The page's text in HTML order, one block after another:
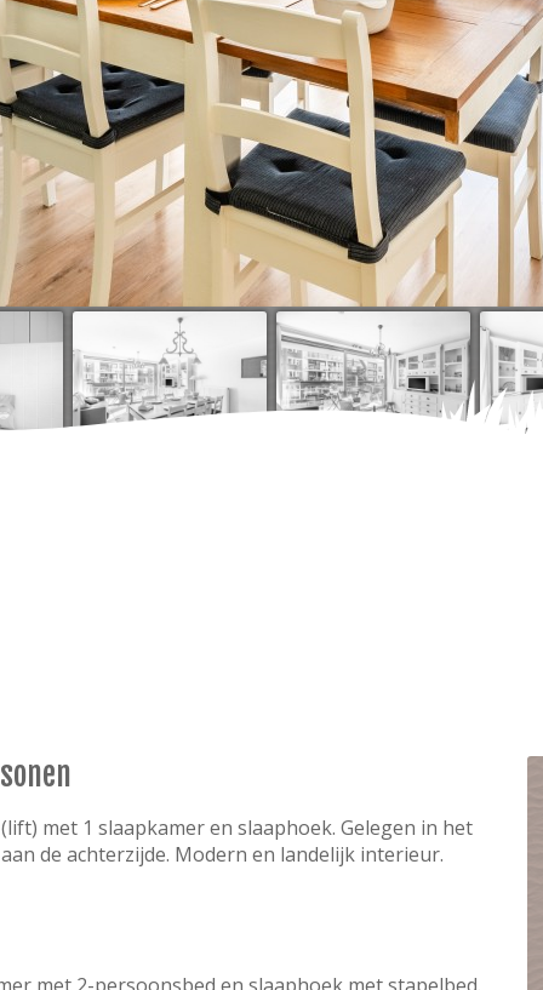
met 1 slaapkamer en slaaphoek. Gelegen in het
de achterzijde. Modern en landelijk interieur.